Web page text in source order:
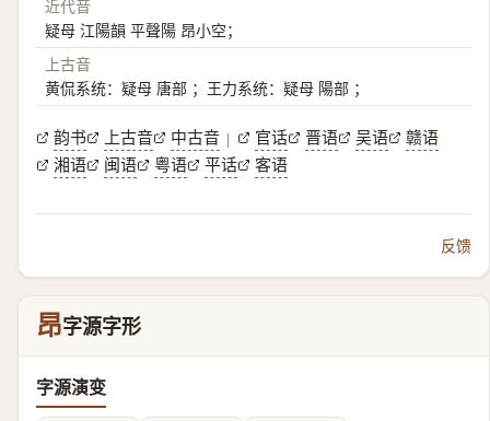
近代音
疑母 江陽韻 平聲陽 昂小空；
上古音
黄侃系统：疑母 唐部 ；王力系统：疑母 陽部 ；
韵书 上古音 中古音 | 官话 晋语 吴语
赣语
湘语
闽语 粤语 平话 客语
反馈
昂字源字形
字源演变